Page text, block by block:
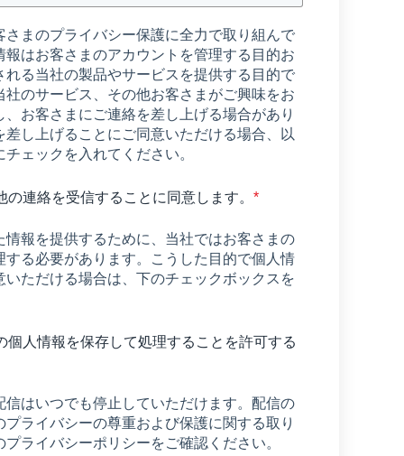
さまのプライバシー保護に全力で取り組んで
報はお客さまのアカウントを管理する目的お
れる当社の製品やサービスを提供する目的で
社のサービス、その他お客さまがご興味をお
お客さまにご連絡を差し上げる場合があり
し上げることにご同意いただける場合、以
ェックを入れてください。
の連絡を受信することに同意します。*
情報を提供するために、当社ではお客さまの
する必要があります。こうした目的で個人情
いただける場合は、下のチェックボックスを
個人情報を保存して処理することを許可する
信はいつでも停止していただけます。配信の
ライバシーの尊重および保護に関する取り
ライバシーポリシーをご確認ください。